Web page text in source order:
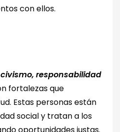
con ellos.
responsabilidad
fortalezas que
Estas personas están
social y tratan a los